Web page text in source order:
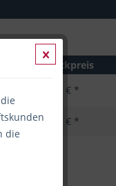
Stückpreis
3,56 € *
3,32 € *
die